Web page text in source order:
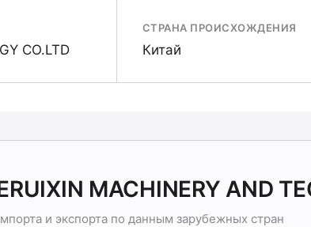
CO.LTD
СТРАНА ПРОИСХОЖДЕНИЯ
Китай
MACHINERY AND
и экспорта по данным зарубежных стран